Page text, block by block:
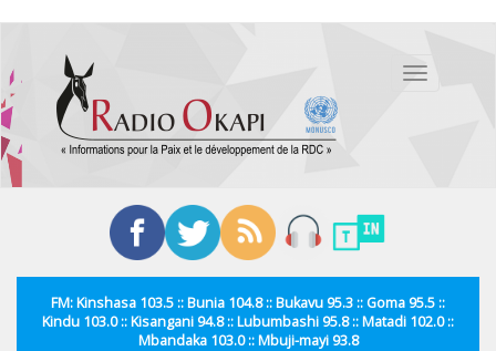
contenu
principal
Toggle
FM: Kinshasa 103.5 :: Bunia 104.8 :: Bukavu 95.3 :: Goma 95.5 ::
Kindu 103.0 :: Kisangani 94.8 :: Lubumbashi 95.8 :: Matadi 102.0 ::
Mbandaka 103.0 :: Mbuji-mayi 93.8